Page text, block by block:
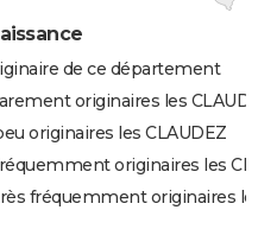
de ce département
originaires les
originaires les CLAUDEZ
originaires les
fréquemment originaires